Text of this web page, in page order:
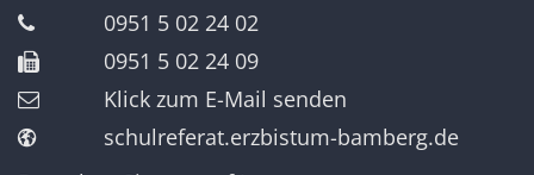
0951 5 02 24 02
0951 5 02 24 09
Klick zum E-Mail senden
schulreferat.erzbistum-bamberg.de